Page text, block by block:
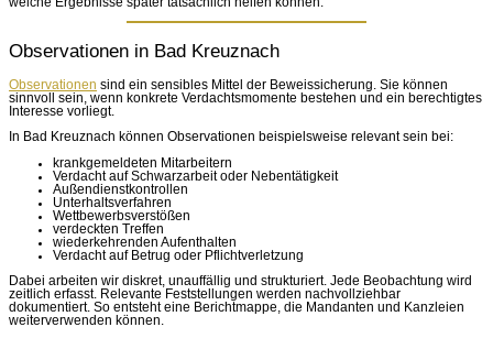
Observationen in Bad Kreuznach
Observationen sind ein sensibles Mittel der Beweissicherung. Sie können
sinnvoll sein, wenn konkrete Verdachtsmomente bestehen und ein berechtigtes
Interesse vorliegt.
In Bad Kreuznach können Observationen beispielsweise relevant sein bei:
krankgemeldeten Mitarbeitern
Verdacht auf Schwarzarbeit oder Nebentätigkeit
Außendienstkontrollen
Unterhaltsverfahren
Wettbewerbsverstößen
verdeckten Treffen
wiederkehrenden Aufenthalten
Verdacht auf Betrug oder Pflichtverletzung
Dabei arbeiten wir diskret, unauffällig und strukturiert. Jede Beobachtung wird
zeitlich erfasst. Relevante Feststellungen werden nachvollziehbar
dokumentiert. So entsteht eine Berichtmappe, die Mandanten und Kanzleien
weiterverwenden können.